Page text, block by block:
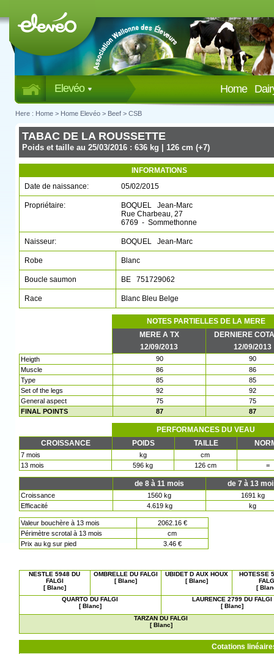
Elevéo Home
Here : Home > Home Elevéo > Beef > CSB
TABAC DE LA ROUSSETTE
Poids et taille au 25/03/2016 : 636 kg | 126 cm (+7)
INFORMATIONS
Date de naissance:
05/02/2015
Propriétaire:
BOQUEL Jean-Marc
Rue Charbeau, 27
6769 - Sommethonne
Naisseur: BOQUEL Jean-Marc
Robe Blanc
Boucle saumon BE 751729062
Race Blanc Bleu Belge
NOTES PARTIELLES DE LA MERE
MERE A TX
12/09/2013
DERNIERE
12/09/2013
Heigth 90
90
Muscle
86
86
Type
85
85
Set of the legs
92
92
General aspect
75
75
FINAL POINTS
87 87
PERFORMANCES DU VEAU
CROISSANCE
POIDS TAILLE
7 mois kg
cm
13 mois
596 kg 126 cm =
de 8 à 11 mois de 7 à 13
Croissance 1560 kg
1691 kg
Efficacité
4.619 kg kg
Valeur bouchère à 13 mois
2062.16 €
Périmètre scrotal à 13 mois
cm
Prix au kg sur pied
3.46 €
NESTLE 5948 DU
FALGI
[ Blanc]
OMBRELLE DU FALGI
[ Blanc]
UBIDET D AUX HOUX
[ Blanc]
HOTESSE
[
QUARTO DU FALGI
[ Blanc]
LAURENCE 2799 DU FALGI
[ Blanc]
TARZAN DU FALGI
[ Blanc]
Cotations